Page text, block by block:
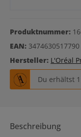
Produktnummer:
EAN: 3474630517790
Hersteller: L'Oréal
Du erhältst
Beschreibung